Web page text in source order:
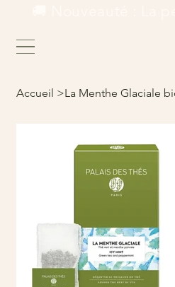
Accueil >La Menthe Glaciale